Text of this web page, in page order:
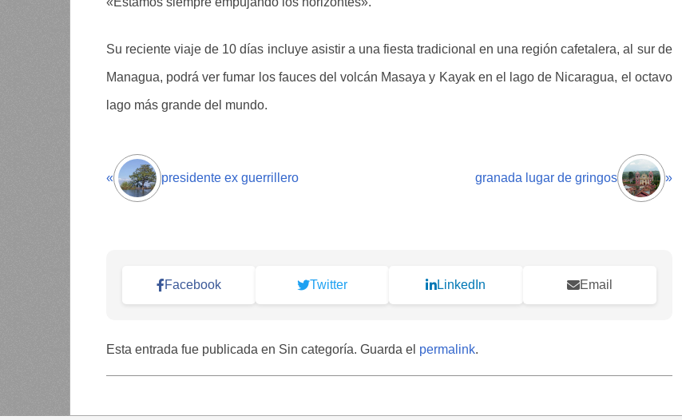
Su reciente viaje de 10 días incluye asistir a una fiesta tradicional en una región cafetalera, al sur de
Managua, podrá ver fumar los fauces del volcán Masaya y Kayak en el lago de Nicaragua, el octavo
lago más grande del mundo.
« presidente ex guerrillero granada lugar de gringos »
Facebook Twitter LinkedIn Email
Esta entrada fue publicada en Sin categoría. Guarda el permalink.